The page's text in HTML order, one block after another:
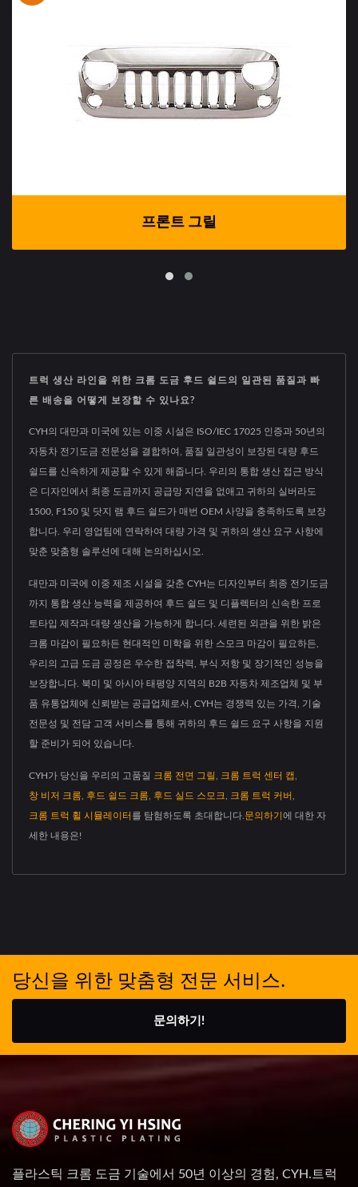
프론트 그릴
트럭 생산 라인을 위한 크롬 도금 후드 쉴드의 일관된 품질과 빠
른 배송을 어떻게 보장할 수 있나요?
CYH의 대만과 미국에 있는 이중 시설은 ISO/IEC 17025 인증과 50년의
자동차 전기도금 전문성을 결합하여, 품질 일관성이 보장된 대량 후드
쉴드를 신속하게 제공할 수 있게 해줍니다. 우리의 통합 생산 접근 방식
은 디자인에서 최종 도금까지 공급망 지연을 없애고 귀하의 실버라도
1500, F150 및 닷지 램 후드 쉴드가 매번 OEM 사양을 충족하도록 보장
합니다. 우리 영업팀에 연락하여 대량 가격 및 귀하의 생산 요구 사항에
맞춘 맞춤형 솔루션에 대해 논의하십시오.
대만과 미국에 이중 제조 시설을 갖춘 CYH는 디자인부터 최종 전기도금
까지 통합 생산 능력을 제공하여 후드 쉴드 및 디플렉터의 신속한 프로
토타입 제작과 대량 생산을 가능하게 합니다. 세련된 외관을 위한 밝은
크롬 마감이 필요하든 현대적인 미학을 위한 스모크 마감이 필요하든,
우리의 고급 도금 공정은 우수한 접착력, 부식 저항 및 장기적인 성능을
보장합니다. 북미 및 아시아 태평양 지역의 B2B 자동차 제조업체 및 부
품 유통업체에 신뢰받는 공급업체로서, CYH는 경쟁력 있는 가격, 기술
전문성 및 전담 고객 서비스를 통해 귀하의 후드 쉴드 요구 사항을 지원
할 준비가 되어 있습니다.
CYH가 당신을 우리의 고품질 크롬 전면 그릴 크롬 트럭 센터 캡
창 비저 크롬 후드 쉴드 크롬 후드 실드 스모크 크롬 트럭 커버
크롬 트럭 휠 시뮬레이터 를 탐험하도록 초대합니다. 문의하기 에 대한 자
세한 내용은!
당신을 위한 맞춤형 전문 서비스.
문의하기!
플라스틱 크롬 도금 기술에서 50년 이상의 경험, CYH.트럭